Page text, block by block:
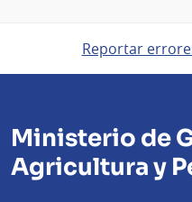
Reportar
Ministerio de
Agricultura y